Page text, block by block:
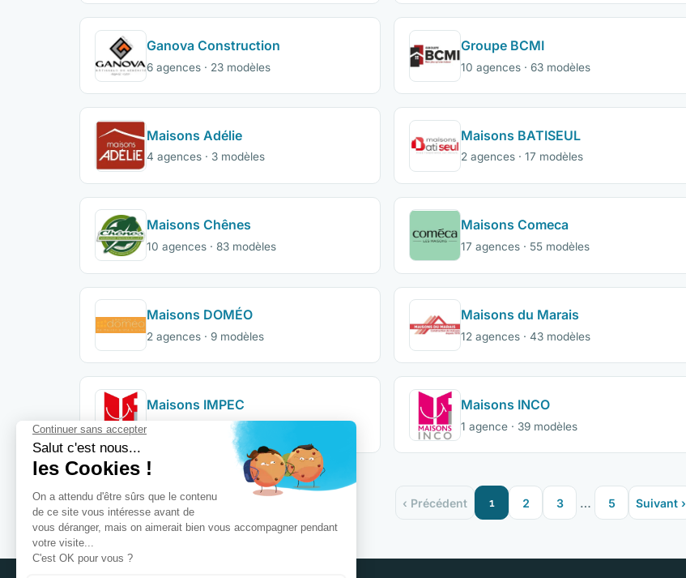
Ganova Construction
6 agences · 23 modèles
Groupe BCMI
10 agences · 63 modèles
Maisons Adélie
4 agences · 3 modèles
Maisons BATISEUL
2 agences · 17 modèles
Maisons Chênes
10 agences · 83 modèles
Maisons Comeca
17 agences · 55 modèles
Maisons DOMÉO
2 agences · 9 modèles
Maisons du Marais
12 agences · 43 modèles
Maisons IMPEC
2 agences · 1 modèle
Maisons INCO
1 agence · 39 modèles
‹ Précédent 1 2 3 … 5 Suivant ›